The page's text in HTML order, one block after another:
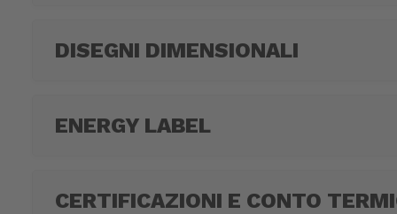
DISEGNI DIMENSIONALI
ENERGY LABEL
CERTIFICAZIONI E CONTO